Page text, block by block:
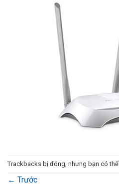
Trackbacks bị đóng, nhưng bạn có thể
← Trước